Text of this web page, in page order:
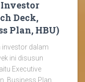
Deck,
Plan, HBU)
investor dalam
ini disusun
Executive
Business Plan,